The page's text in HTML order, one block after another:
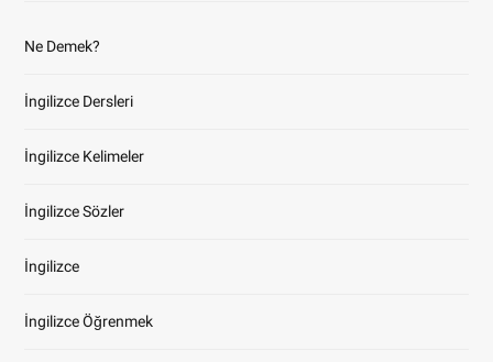
Ne Demek?
İngilizce Dersleri
İngilizce Kelimeler
İngilizce Sözler
İngilizce
İngilizce Öğrenmek